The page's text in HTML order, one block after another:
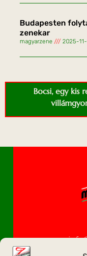
Budapesten
zenekar
magyarzene 2025-
Bocsi, egy kis